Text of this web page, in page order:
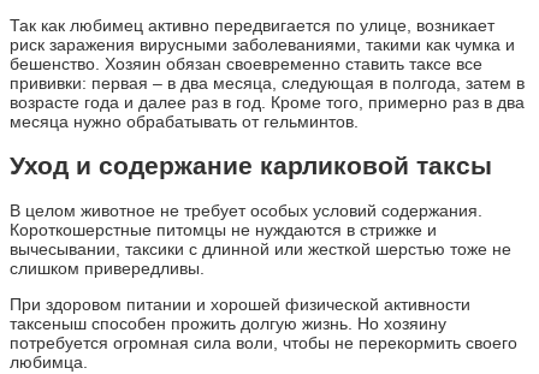
Так как любимец активно передвигается по улице, возникает
риск заражения вирусными заболеваниями, такими как чумка и
бешенство. Хозяин обязан своевременно ставить таксе все
прививки: первая – в два месяца, следующая в полгода, затем в
возрасте года и далее раз в год. Кроме того, примерно раз в два
месяца нужно обрабатывать от гельминтов.
Уход и содержание карликовой таксы
В целом животное не требует особых условий содержания.
Короткошерстные питомцы не нуждаются в стрижке и
вычесывании, таксики с длинной или жесткой шерстью тоже не
слишком привередливы.
При здоровом питании и хорошей физической активности
таксеныш способен прожить долгую жизнь. Но хозяину
потребуется огромная сила воли, чтобы не перекормить своего
любимца.